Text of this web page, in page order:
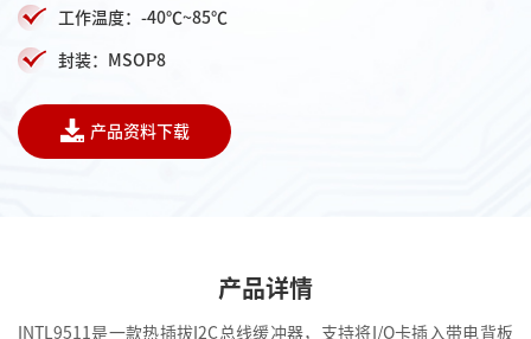
工作温度：-40℃~85℃
封装：MSOP8
产品资料下载
产品详情
INTL9511是一款热插拔I2C总线缓冲器，支持将I/O卡插入带电背板